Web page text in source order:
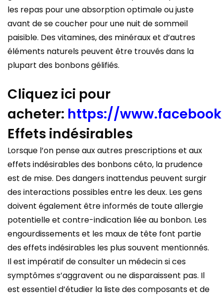
les repas pour une absorption optimale ou juste
avant de se coucher pour une nuit de sommeil
paisible. Des vitamines, des minéraux et d’autres
éléments naturels peuvent être trouvés dans la
plupart des bonbons gélifiés.
Cliquez ici pour
acheter: https://
Effets indésirables
Lorsque l’on pense aux autres prescriptions et aux
effets indésirables des bonbons céto, la prudence
est de mise. Des dangers inattendus peuvent surgir
des interactions possibles entre les deux. Les gens
doivent également être informés de toute allergie
potentielle et contre-indication liée au bonbon. Les
engourdissements et les maux de tête font partie
des effets indésirables les plus souvent mentionnés.
Il est impératif de consulter un médecin si ces
symptômes s’aggravent ou ne disparaissent pas. Il
est essentiel d’étudier la liste des composants et de